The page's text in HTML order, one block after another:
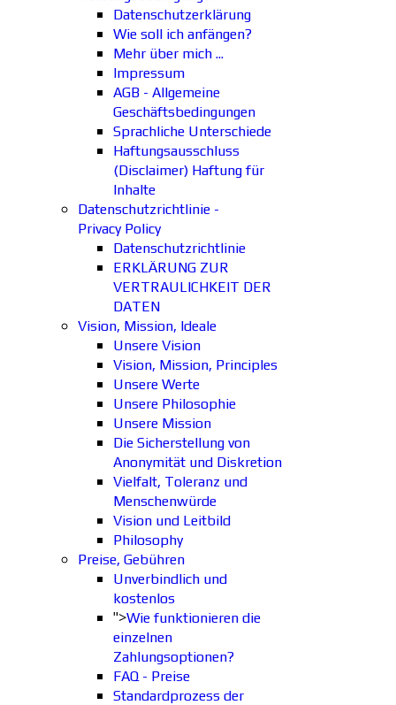
Datenschutzerklärung
Wie soll ich anfängen?
Mehr über mich ...
Impressum
AGB - Allgemeine
Geschäftsbedingungen
Sprachliche Unterschiede
Haftungsausschluss
(Disclaimer) Haftung für
Inhalte
Datenschutzrichtlinie -
Privacy Policy
Datenschutzrichtlinie
ERKLÄRUNG ZUR
VERTRAULICHKEIT DER
DATEN
Vision, Mission, Ideale
Unsere Vision
Vision, Mission, Principles
Unsere Werte
Unsere Philosophie
Unsere Mission
Die Sicherstellung von
Anonymität und Diskretion
Vielfalt, Toleranz und
Menschenwürde
Vision und Leitbild
Philosophy
Preise, Gebühren
Unverbindlich und
kostenlos
">Wie funktionieren die
einzelnen
Zahlungsoptionen?
FAQ - Preise
Standardprozess der